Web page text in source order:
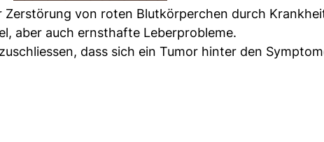
Zerstörung von roten Blutkörperchen durch
aber auch ernsthafte Leberprobleme.
dass sich ein Tumor hinter den